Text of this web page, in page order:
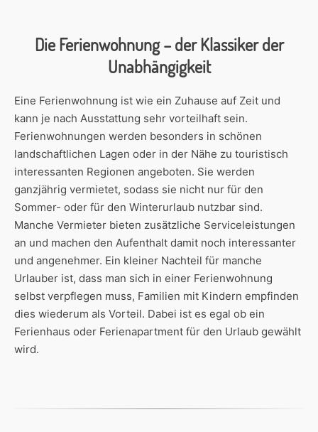
Die Ferienwohnung – der Klassiker der
Unabhängigkeit
Eine Ferienwohnung ist wie ein Zuhause auf Zeit und
kann je nach Ausstattung sehr vorteilhaft sein.
Ferienwohnungen werden besonders in schönen
landschaftlichen Lagen oder in der Nähe zu touristisch
interessanten Regionen angeboten. Sie werden
ganzjährig vermietet, sodass sie nicht nur für den
Sommer- oder für den Winterurlaub nutzbar sind.
Manche Vermieter bieten zusätzliche Serviceleistungen
an und machen den Aufenthalt damit noch interessanter
und angenehmer. Ein kleiner Nachteil für manche
Urlauber ist, dass man sich in einer Ferienwohnung
selbst verpflegen muss, Familien mit Kindern empfinden
dies wiederum als Vorteil. Dabei ist es egal ob ein
Ferienhaus oder Ferienapartment für den Urlaub gewählt
wird.